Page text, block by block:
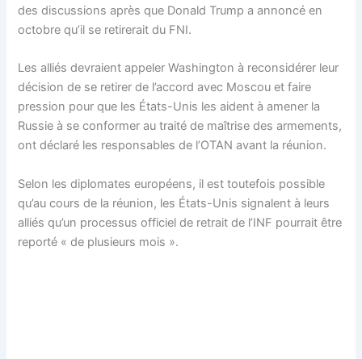
des discussions après que Donald Trump a annoncé en
octobre qu’il se retirerait du FNI.
Les alliés devraient appeler Washington à reconsidérer leur
décision de se retirer de l’accord avec Moscou et faire
pression pour que les États-Unis les aident à amener la
Russie à se conformer au traité de maîtrise des armements,
ont déclaré les responsables de l’OTAN avant la réunion.
Selon les diplomates européens, il est toutefois possible
qu’au cours de la réunion, les États-Unis signalent à leurs
alliés qu’un processus officiel de retrait de l’INF pourrait être
reporté « de plusieurs mois ».